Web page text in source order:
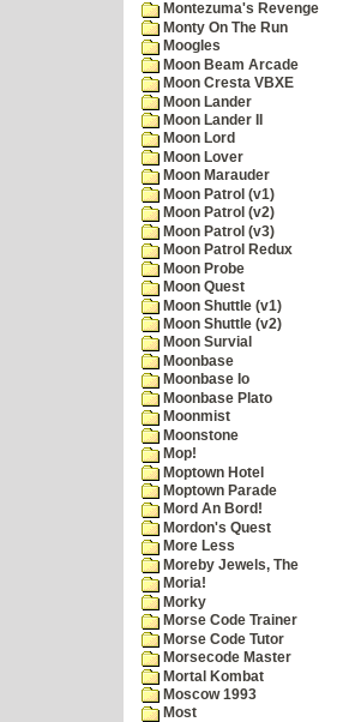
Montezuma's Revenge
Monty On The Run
Moogles
Moon Beam Arcade
Moon Cresta VBXE
Moon Lander
Moon Lander II
Moon Lord
Moon Lover
Moon Marauder
Moon Patrol (v1)
Moon Patrol (v2)
Moon Patrol (v3)
Moon Patrol Redux
Moon Probe
Moon Quest
Moon Shuttle (v1)
Moon Shuttle (v2)
Moon Survial
Moonbase
Moonbase Io
Moonbase Plato
Moonmist
Moonstone
Mop!
Moptown Hotel
Moptown Parade
Mord An Bord!
Mordon's Quest
More Less
Moreby Jewels, The
Moria!
Morky
Morse Code Trainer
Morse Code Tutor
Morsecode Master
Mortal Kombat
Moscow 1993
Most